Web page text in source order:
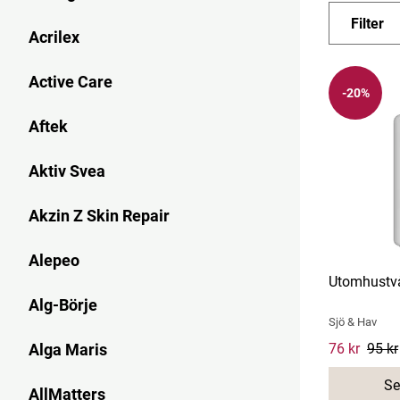
Acrilex
Active Care
Aftek
Aktiv Svea
Akzin Z Skin Repair
Alepeo
Alg-Börje
Alga Maris
AllMatters
vision är
Filter
-20%
Sjö & Hav
Current price
76 kr 95 kr